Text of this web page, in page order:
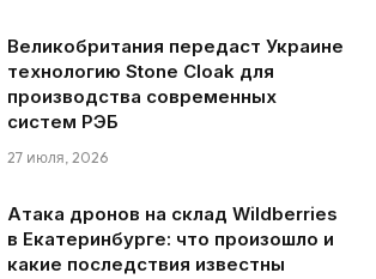
Великобритания передаст Украине
технологию Stone Cloak для
производства современных
систем РЭБ
27 июля, 2026
Атака дронов на склад Wildberries
в Екатеринбурге: что произошло и
какие последствия известны